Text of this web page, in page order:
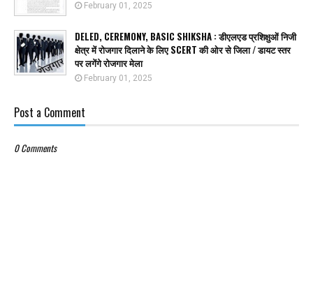
February 01, 2025
DELED, CEREMONY, BASIC SHIKSHA : डीएलएड प्रशिक्षुओं निजी
क्षेत्र में रोजगार दिलाने के लिए SCERT की ओर से जिला / डायट स्तर
पर लगेंगे रोजगार मेला
February 01, 2025
Post a Comment
0 Comments